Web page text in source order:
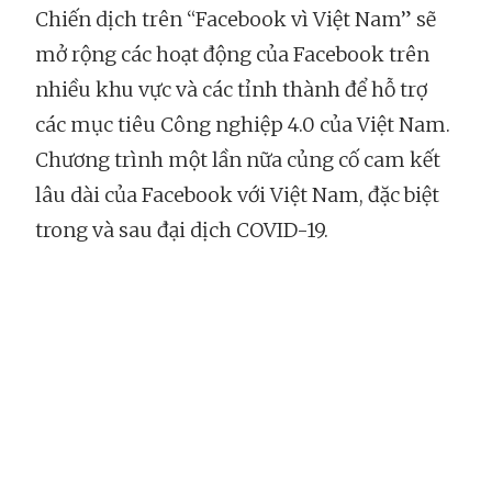
Chiến dịch trên “Facebook vì Việt Nam” sẽ
mở rộng các hoạt động của Facebook trên
nhiều khu vực và các tỉnh thành để hỗ trợ
các mục tiêu Công nghiệp 4.0 của Việt Nam.
Chương trình một lần nữa củng cố cam kết
lâu dài của Facebook với Việt Nam, đặc biệt
trong và sau đại dịch COVID-19.